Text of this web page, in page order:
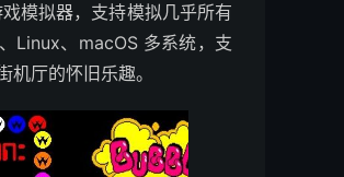
模拟器，支持模拟几乎所有
Linux、macOS 多系统，支
厅的怀旧乐趣。